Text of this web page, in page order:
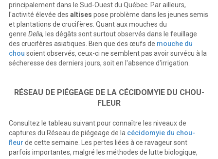
principalement dans le Sud-Ouest du Québec. Par ailleurs,
l'activité élevée des altises pose problème dans les jeunes semis
et plantations de crucifères. Quant aux mouches du
genre Delia, les dégâts sont surtout observés dans le feuillage
des crucifères asiatiques. Bien que des œufs de mouche du
chou soient observés, ceux-ci ne semblent pas avoir survécu à la
sécheresse des derniers jours, soit en l'absence d'irrigation.
RÉSEAU DE PIÉGEAGE DE LA CÉCIDOMYIE DU CHOU-
FLEUR
Consultez le tableau suivant pour connaître les niveaux de
captures du Réseau de piégeage de la cécidomyie du chou-
fleur de cette semaine. Les pertes liées à ce ravageur sont
parfois importantes, malgré les méthodes de lutte biologique,